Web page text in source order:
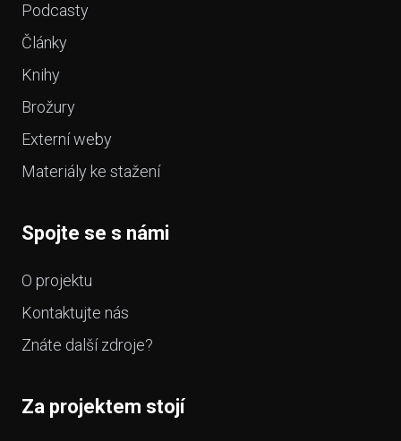
Podcasty
Články
Knihy
Brožury
Externí weby
Materiály ke stažení
Spojte se s námi
O projektu
Kontaktujte nás
Znáte další zdroje?
Za projektem stojí